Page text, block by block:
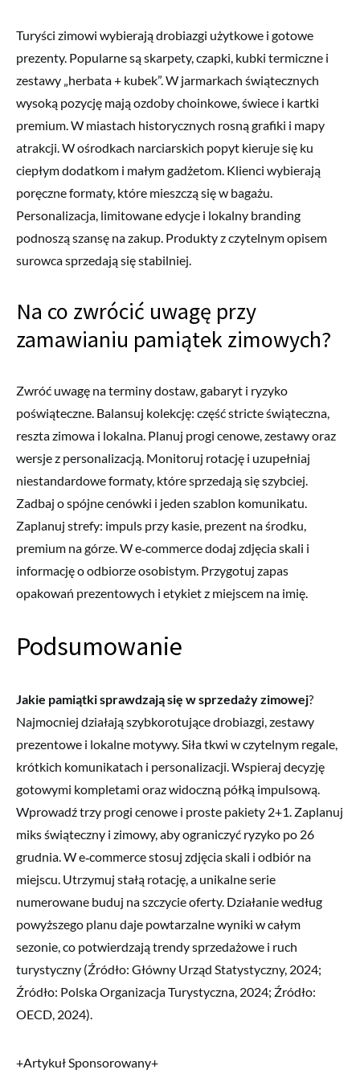
Turyści zimowi wybierają drobiazgi użytkowe i gotowe
prezenty. Popularne są skarpety, czapki, kubki termiczne i
zestawy „herbata + kubek”. W jarmarkach świątecznych
wysoką pozycję mają ozdoby choinkowe, świece i kartki
premium. W miastach historycznych rosną grafiki i mapy
atrakcji. W ośrodkach narciarskich popyt kieruje się ku
ciepłym dodatkom i małym gadżetom. Klienci wybierają
poręczne formaty, które mieszczą się w bagażu.
Personalizacja, limitowane edycje i lokalny branding
podnoszą szansę na zakup. Produkty z czytelnym opisem
surowca sprzedają się stabilniej.
Na co zwrócić uwagę przy
zamawianiu pamiątek zimowych?
Zwróć uwagę na terminy dostaw, gabaryt i ryzyko
poświąteczne. Balansuj kolekcję: część stricte świąteczna,
reszta zimowa i lokalna. Planuj progi cenowe, zestawy oraz
wersje z personalizacją. Monitoruj rotację i uzupełniaj
niestandardowe formaty, które sprzedają się szybciej.
Zadbaj o spójne cenówki i jeden szablon komunikatu.
Zaplanuj strefy: impuls przy kasie, prezent na środku,
premium na górze. W e‑commerce dodaj zdjęcia skali i
informację o odbiorze osobistym. Przygotuj zapas
opakowań prezentowych i etykiet z miejscem na imię.
Podsumowanie
Jakie pamiątki sprawdzają się w sprzedaży zimowej?
Najmocniej działają szybkorotujące drobiazgi, zestawy
prezentowe i lokalne motywy. Siła tkwi w czytelnym regale,
krótkich komunikatach i personalizacji. Wspieraj decyzję
gotowymi kompletami oraz widoczną półką impulsową.
Wprowadź trzy progi cenowe i proste pakiety 2+1. Zaplanuj
miks świąteczny i zimowy, aby ograniczyć ryzyko po 26
grudnia. W e‑commerce stosuj zdjęcia skali i odbiór na
miejscu. Utrzymuj stałą rotację, a unikalne serie
numerowane buduj na szczycie oferty. Działanie według
powyższego planu daje powtarzalne wyniki w całym
sezonie, co potwierdzają trendy sprzedażowe i ruch
turystyczny (Źródło: Główny Urząd Statystyczny, 2024;
Źródło: Polska Organizacja Turystyczna, 2024; Źródło:
OECD, 2024).
+Artykuł Sponsorowany+